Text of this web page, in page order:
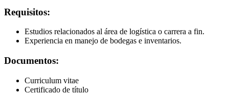
Requisitos:
Estudios relacionados al área de logística o carrera a fin.
Experiencia en manejo de bodegas e inventarios.
Documentos:
Curriculum vitae
Certificado de título